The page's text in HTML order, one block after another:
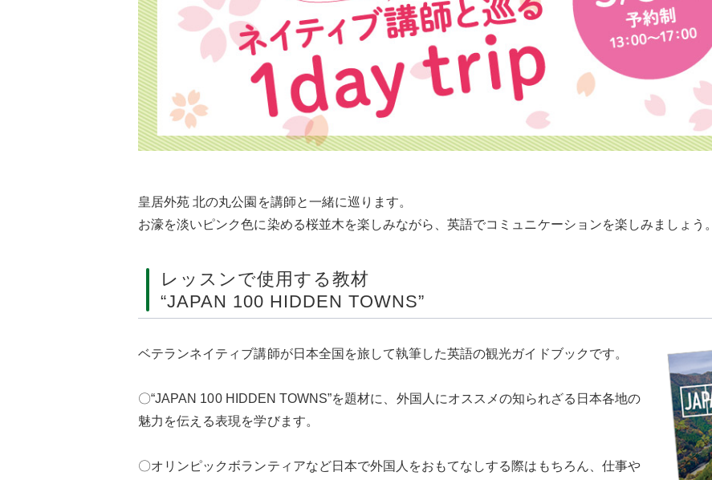
皇居外苑 北の丸公園を講師と一緒に巡ります。
お濠を淡いピンク色に染める桜並木を楽しみながら、英語でコミュニケーションを楽しみましょう。
レッスンで使用する教材
“JAPAN 100 HIDDEN TOWNS”
ベテランネイティブ講師が日本全国を旅して執筆した英語の観光ガイドブックです。
〇“JAPAN 100 HIDDEN TOWNS”を題材に、外国人にオススメの知られざる日本各地の
魅力を伝える表現を学びます。
〇オリンピックボランティアなど日本で外国人をおもてなしする際はもちろん、仕事や